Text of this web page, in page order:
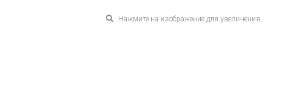
Нажмите на изображение для увеличения